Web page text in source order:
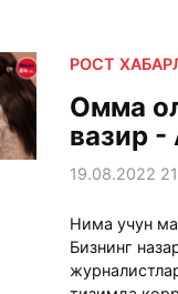
РОСТ
Омма
вазир -
19.08.2022
Нима учун
Бизнинг